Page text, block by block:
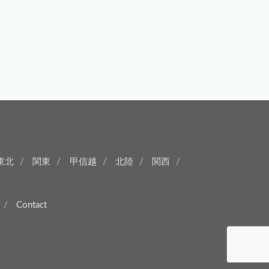
北 関東 甲信越 北陸
関西
Contact